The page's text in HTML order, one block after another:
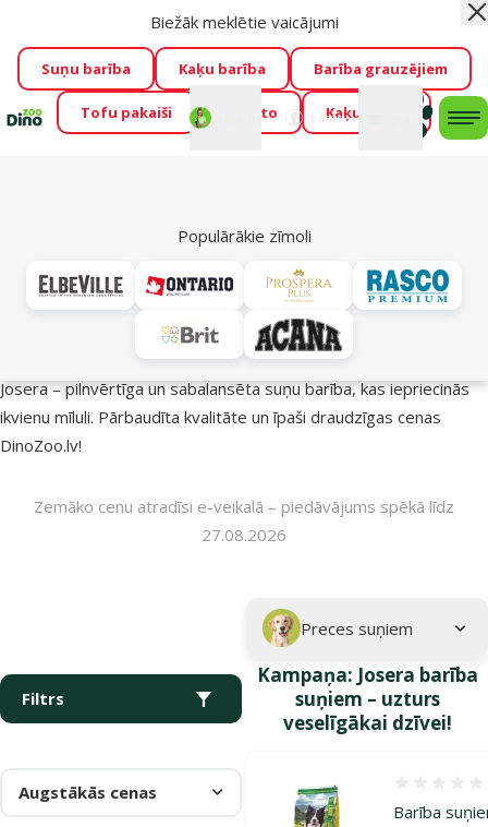
Visu mēnesi Dino Zoo piedāvā lieliskas cenas mīluļu TOP
barībām! 🍖→Skatīt piedāvājumu!
Fotokonkurss “GADA ŪSAIŅI”!
Varbūt tieši Tavs mīlulis
būs 2027. gada zvaigzne
→Piedalīties
Mans
konts
Biežāk meklētie vaicājumi
Suņu barība Kaķu barība Barība grauzējiem
Tofu pakaiši Foresto Kaķu mājas
Populārākie zīmoli
Josera barība suņiem – uzturs veselīgākai dzīvei!
Josera – pilnvērtīga un sabalansēta suņu barība, kas iepriecinās
ikvienu mīluli. Pārbaudīta kvalitāte un īpaši draudzīgas cenas
DinoZoo.lv!
Zemāko cenu atradīsi e-veikalā – piedāvājums spēkā līdz
27.08.2026
Apakškategorija
Preces suņiem
Filtrs
Kampaņa: Josera barība
suņiem – uzturs
veselīgākai dzīvei!
Augstākās cenas
Barība